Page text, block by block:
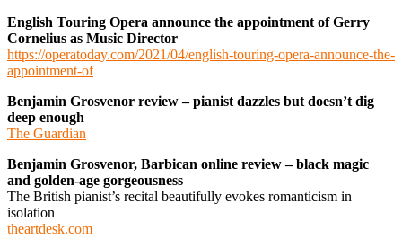
English Touring Opera announce the appointment of Gerry
Cornelius as Music Director
https://operatoday.com/2021/04/english-touring-opera-announce-the-
appointment-of
Benjamin Grosvenor review – pianist dazzles but doesn’t dig
deep enough
The Guardian
Benjamin Grosvenor, Barbican online review – black magic
and golden-age gorgeousness
The British pianist’s recital beautifully evokes romanticism in
isolation
theartdesk.com